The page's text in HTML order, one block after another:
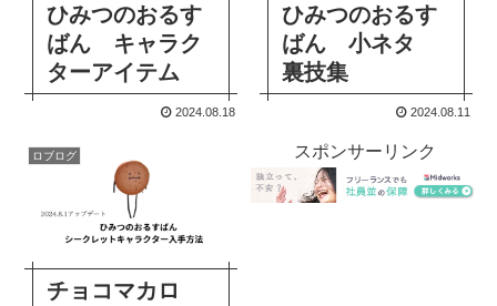
ひみつのおるす
ばん キャラク
ターアイテム
2024.08.18
ひみつのおるす
ばん 小ネタ
裏技集
2024.08.11
ロブログ
チョコマカロ
スポンサーリンク